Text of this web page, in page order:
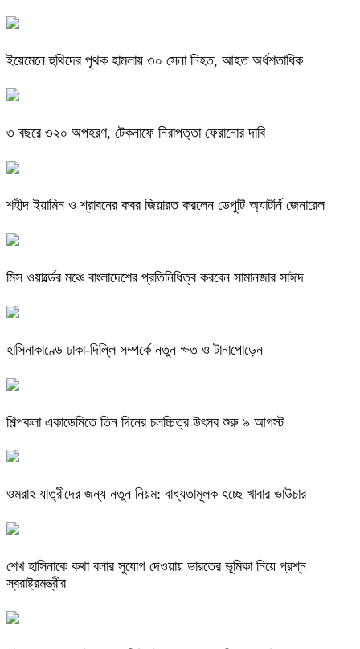
ইয়েমেনে হুথিদের পৃথক হামলায় ৩০ সেনা নিহত, আহত অর্ধশতাধিক
৩ বছরে ৩২০ অপহরণ, টেকনাফে নিরাপত্তা ফেরানোর দাবি
শহীদ ইয়ামিন ও শ্রাবনের কবর জিয়ারত করলেন ডেপুটি অ্যাটর্নি জেনারেল
মিস ওয়ার্ল্ডের মঞ্চে বাংলাদেশের প্রতিনিধিত্ব করবেন সামানজার সাঈদ
হাসিনাকাণ্ডে ঢাকা-দিল্লি সম্পর্কে নতুন ক্ষত ও টানাপোড়েন
শিল্পকলা একাডেমিতে তিন দিনের চলচ্চিত্র উৎসব শুরু ৯ আগস্ট
ওমরাহ যাত্রীদের জন্য নতুন নিয়ম: বাধ্যতামূলক হচ্ছে খাবার ভাউচার
শেখ হাসিনাকে কথা বলার সুযোগ দেওয়ায় ভারতের ভূমিকা নিয়ে প্রশ্ন
স্বরাষ্ট্রমন্ত্রীর